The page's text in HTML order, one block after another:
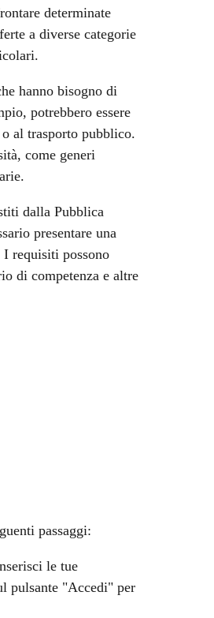
determinate
a diverse categorie
hanno bisogno di
potrebbero essere
al trasporto pubblico.
come generi
dalla Pubblica
presentare una
requisiti possono
di competenza e altre
passaggi:
le tue
pulsante "Accedi" per